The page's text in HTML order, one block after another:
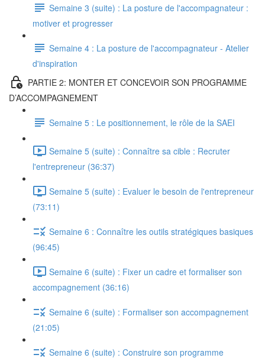
Semaine 3 (suite) : La posture de l'accompagnateur :
motiver et progresser
Semaine 4 : La posture de l'accompagnateur - Atelier
d'inspiration
PARTIE 2: MONTER ET CONCEVOIR SON PROGRAMME
D’ACCOMPAGNEMENT
Semaine 5 : Le positionnement, le rôle de la SAEI
Semaine 5 (suite) : Connaître sa cible : Recruter
l'entrepreneur (36:37)
Semaine 5 (suite) : Evaluer le besoin de l'entrepreneur
(73:11)
Semaine 6 : Connaître les outils stratégiques basiques
(96:45)
Semaine 6 (suite) : Fixer un cadre et formaliser son
accompagnement (36:16)
Semaine 6 (suite) : Formaliser son accompagnement
(21:05)
Semaine 6 (suite) : Construire son programme